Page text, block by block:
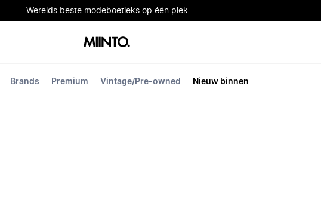
Werelds beste modeboetieks op één plek
Brands Premium Vintage/Pre-owned Nieuw binnen